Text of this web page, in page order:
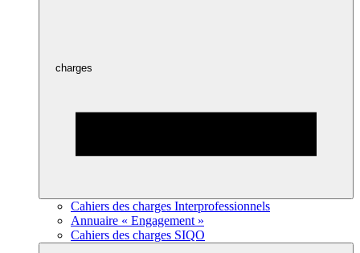
charges
Cahiers des charges Interprofessionnels
Annuaire « Engagement »
Cahiers des charges SIQO